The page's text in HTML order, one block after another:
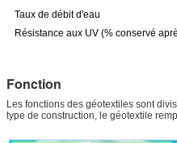
Taux de débit d'eau
Résistance aux UV (% conservé
Fonction
Les fonctions des géotextiles sont
type de construction, le géotextile